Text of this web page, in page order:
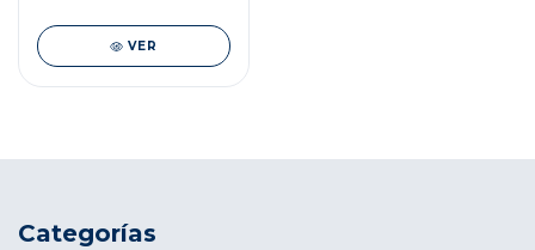
VER
Categorías